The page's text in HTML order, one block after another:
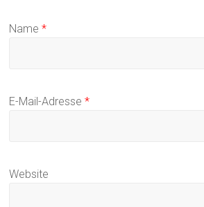
Name*
E-Mail-Adresse*
Website